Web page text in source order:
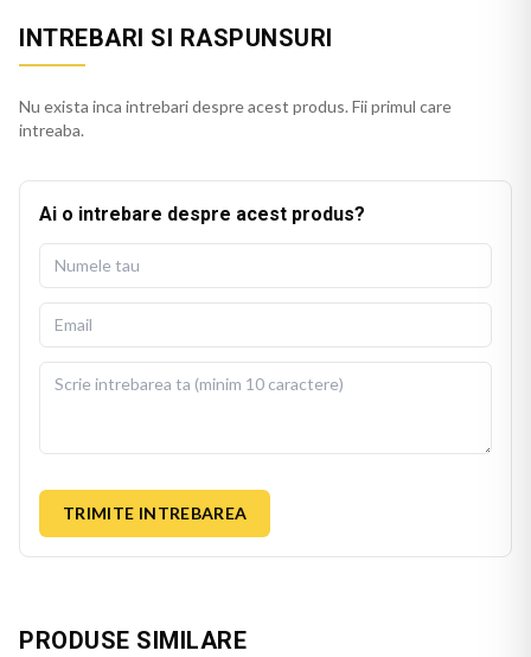
INTREBARI SI RASPUNSURI
Nu exista inca intrebari despre acest produs. Fii primul care
intreaba.
Ai o intrebare despre acest produs?
TRIMITE INTREBAREA
PRODUSE SIMILARE